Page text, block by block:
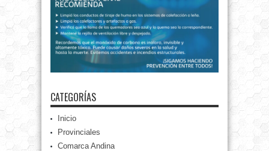
CATEGORÍAS
Inicio
Provinciales
Comarca Andina